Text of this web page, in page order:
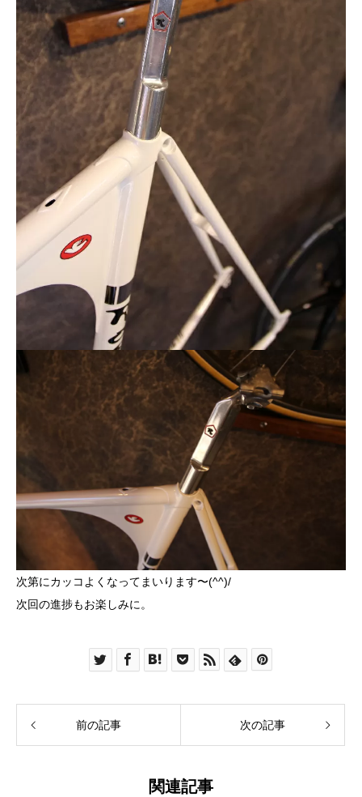
次第にカッコよくなってまいります〜(^^)/
次回の進捗もお楽しみに。
前の記事 次の記事
関連記事